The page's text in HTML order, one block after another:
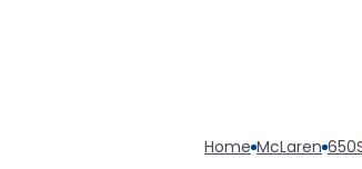
Home McLaren